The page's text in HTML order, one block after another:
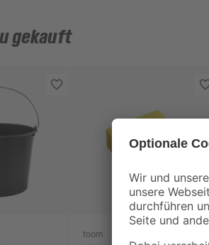
gekauft
toom